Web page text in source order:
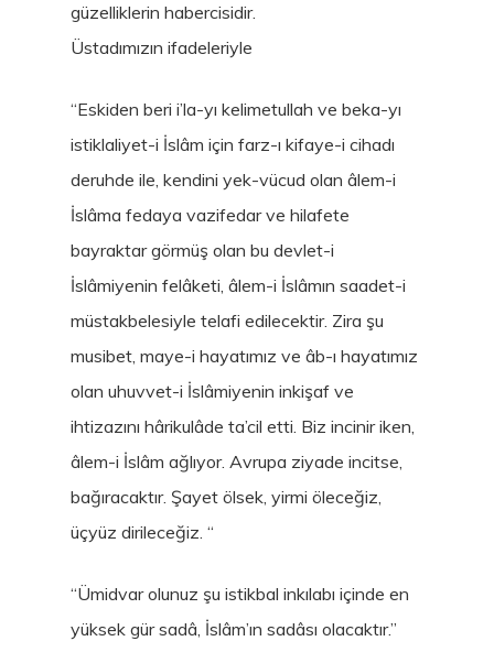
güzelliklerin habercisidir.
Üstadımızın ifadeleriyle
“Eskiden beri i’la-yı kelimetullah ve beka-yı
istiklaliyet-i İslâm için farz-ı kifaye-i cihadı
deruhde ile, kendini yek-vücud olan âlem-i
İslâma fedaya vazifedar ve hilafete
bayraktar görmüş olan bu devlet-i
İslâmiyenin felâketi, âlem-i İslâmın saadet-i
müstakbelesiyle telafi edilecektir. Zira şu
musibet, maye-i hayatımız ve âb-ı hayatımız
olan uhuvvet-i İslâmiyenin inkişaf ve
ihtizazını hârikulâde ta’cil etti. Biz incinir iken,
âlem-i İslâm ağlıyor. Avrupa ziyade incitse,
bağıracaktır. Şayet ölsek, yirmi öleceğiz,
üçyüz dirileceğiz. “
“Ümidvar olunuz şu istikbal inkılabı içinde en
yüksek gür sadâ, İslâm’ın sadâsı olacaktır.”